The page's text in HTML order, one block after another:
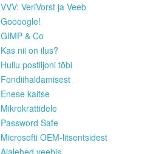
VVV: VeriVorst ja Veeb
Goooogle!
GIMP & Co
Kas nii on ilus?
Hullu postiljoni tõbi
Fondiihaldamisest
Enese kaitse
Mikrokrattidele
Password Safe
Microsofti OEM-litsentsidest
Ajalehed veebis